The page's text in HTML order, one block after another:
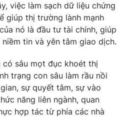
việc làm sạch dữ liệu chứng
giúp thị trường lành mạnh
nó là đầu tư tài chính, giúp
tin và yên tâm giao dịch.
có sâu mọt đục khoét thị
trạng con sâu làm rầu nồi
sự quyết tâm, sự vào
năng liên ngành, quan
hợp tác từ phía các nhà